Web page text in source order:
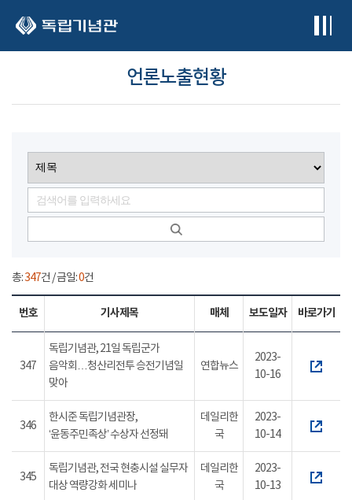
언론노출현황
총:347건 / 금일:0건
번호 기사제목 매체 보도일자 바로가기
347
독립기념관, 21일 독립군가
음악회…청산리전투 승전기념일
맞아
연합뉴스
2023-
10-16
346
한시준 독립기념관장,
‘윤동주민족상’ 수상자 선정돼
데일리한
국
2023-
10-14
345
독립기념관, 전국 현충시설 실무자
대상 역량강화 세미나
데일리한
국
2023-
10-13